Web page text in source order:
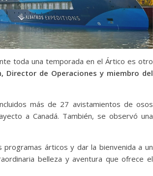
toda una temporada en el Ártico es otro
Director de Operaciones y miembro del
más de 27 avistamientos de osos
a Canadá. También, se observó una
árticos y dar la bienvenida a un
belleza y aventura que ofrece el